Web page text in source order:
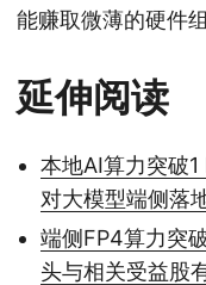
能赚取微薄的硬件
延伸阅读
本地AI算力突破
对大模型端侧落
端侧FP4算力突
头与相关受益股